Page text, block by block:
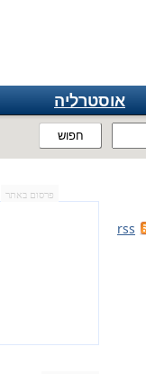
חפוש
אוסטרליה
rss
פרסום באתר